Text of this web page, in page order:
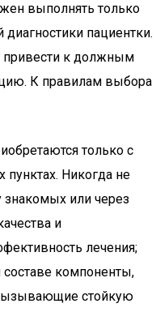
выполнять только
пациентки.
привести к должным
К правилам выбора
только с
пунктах. Никогда не
знакомых или через
и
лечения;
компоненты,
стойкую